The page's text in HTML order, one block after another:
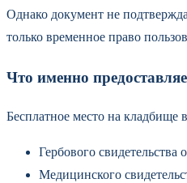
Однако документ не
только временное право
Что именно
Бесплатное место на кладбище
Гербового
Медицинского